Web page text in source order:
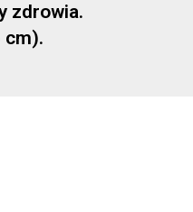
zdrowia.
cm).